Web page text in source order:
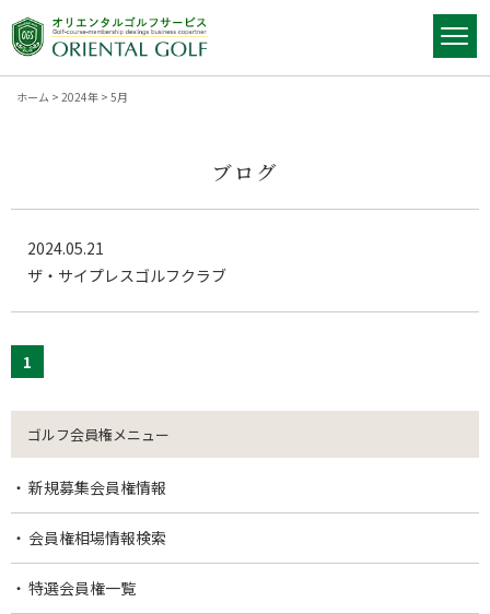
ホーム > 2024年 > 5月
ブログ
2024.05.21
ザ・サイプレスゴルフクラブ
1
ゴルフ会員権メニュー
新規募集会員権情報
会員権相場情報検索
特選会員権一覧